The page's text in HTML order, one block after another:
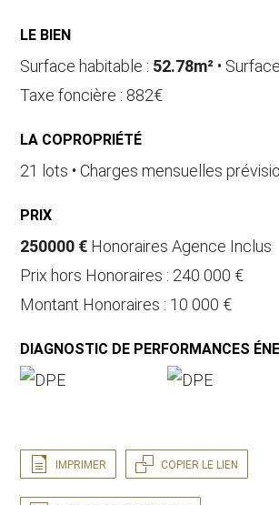
LE BIEN
Surface habitable : 52.78m² •
Taxe foncière : 882€
LA COPROPRIÉTÉ
21 lots • Charges mensuelles
PRIX
250000 € Honoraires Agence Inclus
Prix hors Honoraires : 240 000 €
Montant Honoraires : 10 000 €
DIAGNOSTIC DE PERFORMANCES
IMPRIMER COPIER LE LIEN